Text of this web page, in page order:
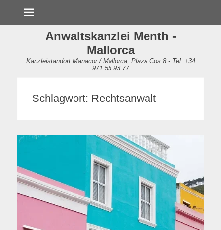
Anwaltskanzlei Menth -
Mallorca
Kanzleistandort Manacor / Mallorca, Plaza Cos 8 - Tel: +34
971 55 93 77
Schlagwort: Rechtsanwalt